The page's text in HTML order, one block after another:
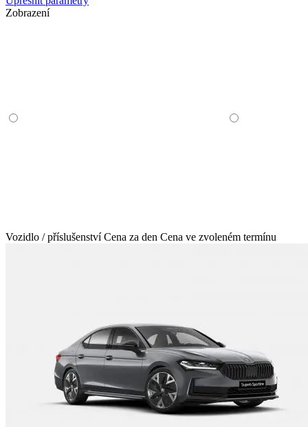
Zobrazení
Vozidlo / příslušenstvíCena za den Cena ve zvoleném termínu